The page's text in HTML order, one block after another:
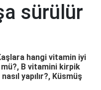
sürülür
hangi vitamin iyi
B vitamini kirpik
yapılır?, Küsmüş